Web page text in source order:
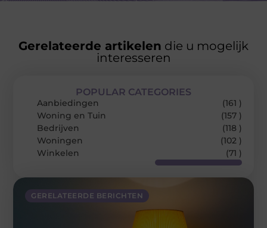
Gerelateerde artikelen die u mogelijk
interesseren
GERELATEERDE BERICHTEN
POPULAR CATEGORIES
Aanbiedingen
(161 )
Woning en Tuin
(157 )
Bedrijven
(118 )
Woningen
(102 )
Winkelen
(71 )